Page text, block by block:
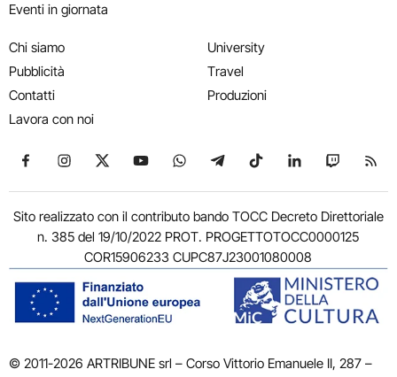
Eventi in giornata
Chi siamo
Pubblicità
Contatti
Lavora con noi
University
Travel
Produzioni
Seguici su Facebook
Seguici su Instagram
Seguici su X
Seguici su YouTube
Seguici su WhatsApp
Seguici su Telegram
Seguici su TikTok
Seguici su
Seguici
Sito realizzato con il contributo bando TOCC Decreto Direttoriale
n. 385 del 19/10/2022 PROT. PROGETTOTOCC0000125
COR15906233 CUPC87J23001080008
© 2011-2026 ARTRIBUNE srl – Corso Vittorio Emanuele II, 287 –